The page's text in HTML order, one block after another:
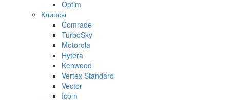
Optim
Клипсы
Comrade
TurboSky
Motorola
Hytera
Kenwood
Vertex Standard
Vector
Icom